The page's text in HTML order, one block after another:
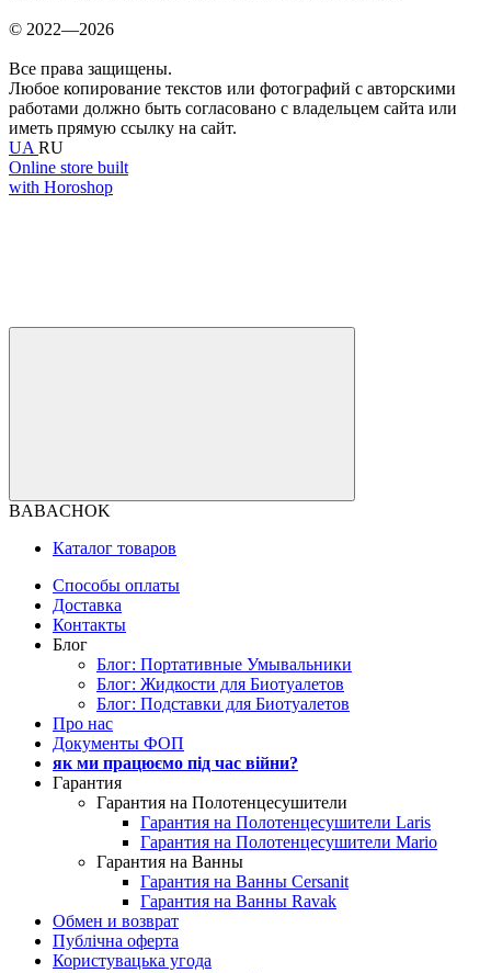
© 2022—2026
Все права защищены.
Любое копирование текстов или фотографий с авторскими
работами должно быть согласовано с владельцем сайта или
иметь прямую ссылку на сайт.
UA RU
Online store built
with Horoshop
BABACHOK
Каталог товаров
Способы оплаты
Доставка
Контакты
Блог
Блог: Портативные Умывальники
Блог: Жидкости для Биотуалетов
Блог: Подставки для Биотуалетов
Про нас
Документы ФОП
як ми працюємо під час війни?
Гарантия
Гарантия на Полотенцесушители
Гарантия на Полотенцесушители Laris
Гарантия на Полотенцесушители Mario
Гарантия на Ванны
Гарантия на Ванны Cersanit
Гарантия на Ванны Ravak
Обмен и возврат
Публічна оферта
Користувацька угода